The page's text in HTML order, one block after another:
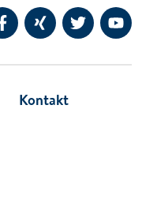
Facebook
Xing Twitter
Kontakt